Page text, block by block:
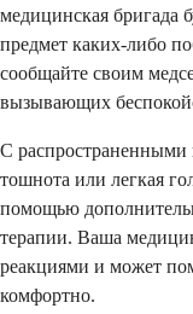
медицинская бригада
предмет каких-либо
сообщайте своим
вызывающих
С
тошнота или легкая
помощью
терапии. Ваша
реакциями и может
комфортно.